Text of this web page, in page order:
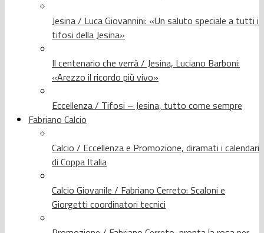
Jesina / Luca Giovannini: «Un saluto speciale a tutti i
tifosi della Jesina»
Il centenario che verrà / Jesina, Luciano Barboni:
«Arezzo il ricordo più vivo»
Eccellenza / Tifosi – Jesina, tutto come sempre
Fabriano Calcio
Calcio / Eccellenza e Promozione, diramati i calendari
di Coppa Italia
Calcio Giovanile / Fabriano Cerreto: Scaloni e
Giorgetti coordinatori tecnici